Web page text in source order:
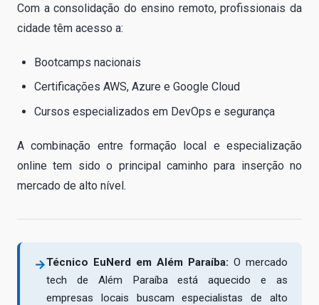
Com a consolidação do ensino remoto, profissionais da
cidade têm acesso a:
Bootcamps nacionais
Certificações AWS, Azure e Google Cloud
Cursos especializados em DevOps e segurança
A combinação entre formação local e especialização
online tem sido o principal caminho para inserção no
mercado de alto nível.
→Técnico EuNerd em Além Paraíba: O mercado
tech de Além Paraíba está aquecido e as
empresas locais buscam especialistas de alto